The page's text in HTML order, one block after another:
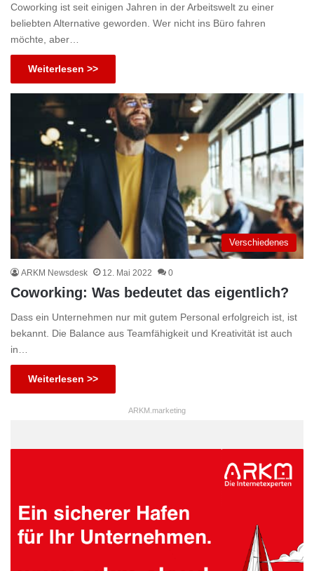
Coworking ist seit einigen Jahren in der Arbeitswelt zu einer
beliebten Alternative geworden. Wer nicht ins Büro fahren
möchte, aber…
Weiterlesen >>
Verschiedenes
ARKM Newsdesk 12. Mai 2022 0
Coworking: Was bedeutet das eigentlich?
Dass ein Unternehmen nur mit gutem Personal erfolgreich ist, ist
bekannt. Die Balance aus Teamfähigkeit und Kreativität ist auch
in…
Weiterlesen >>
ARKM.marketing